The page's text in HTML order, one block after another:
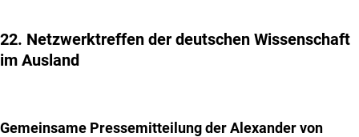
22. Netzwerktreffen der deutschen Wissenschaft
im Ausland
Gemeinsame Pressemitteilung der Alexander von